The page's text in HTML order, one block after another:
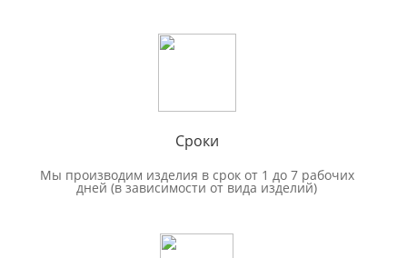
Сроки
Мы производим изделия в срок от 1 до 7 рабочих
дней (в зависимости от вида изделий)